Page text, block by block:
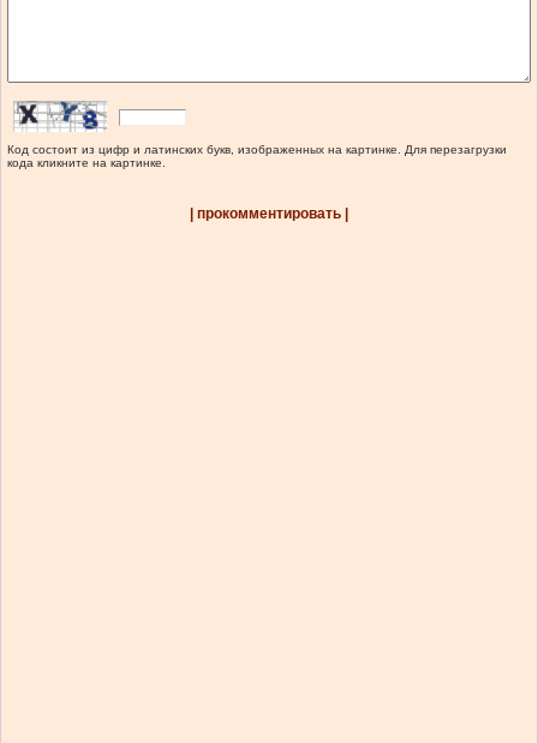
Код состоит из цифр и латинских букв, изображенных на картинке. Для перезагрузки
кода кликните на картинке.
| прокомментировать |